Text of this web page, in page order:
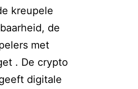
kreupele
de
met
. De crypto
digitale